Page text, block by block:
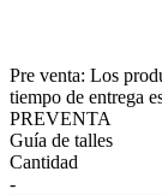
Pre venta: Los
tiempo de entrega
PREVENTA
Guía de talles
Cantidad
-